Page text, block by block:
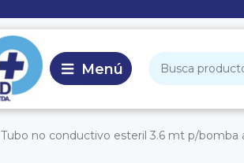
Tubo no conductivo esteril 3.6 mt p/bomba